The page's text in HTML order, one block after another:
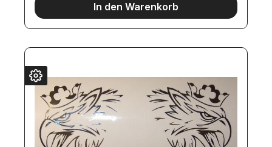
In den Warenkorb